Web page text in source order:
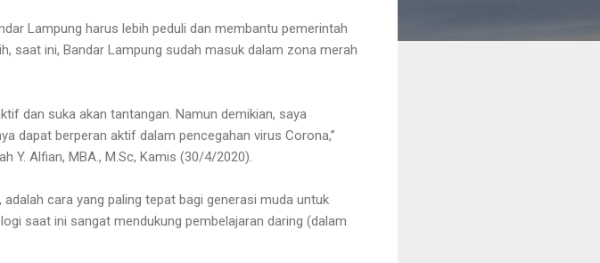
Lampung harus lebih peduli dan membantu pemerintah
saat ini, Bandar Lampung sudah masuk dalam zona merah
dan suka akan tantangan. Namun demikian, saya
dapat berperan aktif dalam pencegahan virus Corona,”
Y. Alfian, MBA., M.Sc, Kamis (30/4/2020).
cara yang paling tepat bagi generasi muda untuk
saat ini sangat mendukung pembelajaran daring (dalam